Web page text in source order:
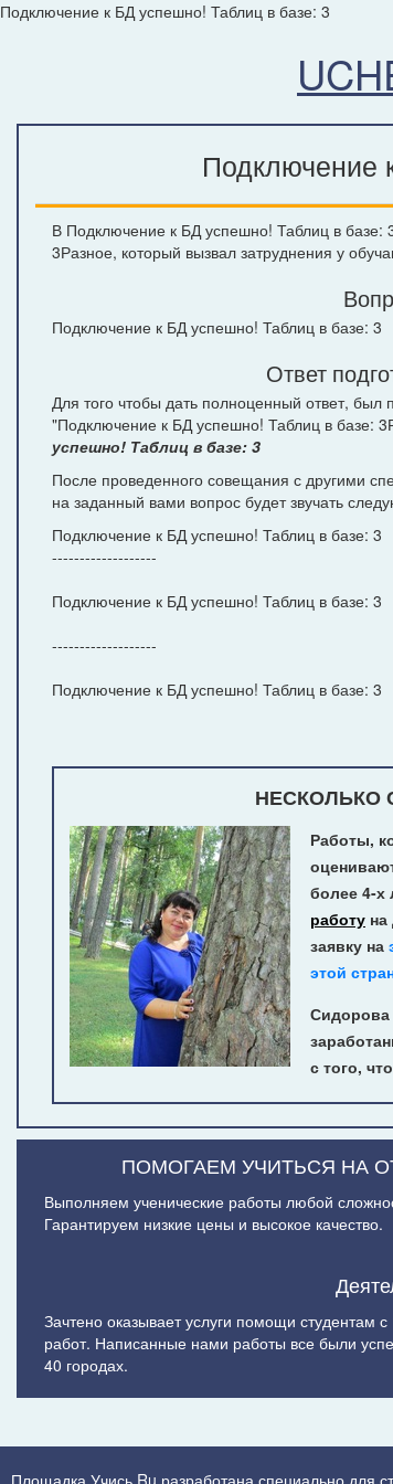
Подключение к БД успешно! Таблиц в базе: 3
Подключение
В Подключение к БД успешно! Таблиц в базе:
3Разное, который вызвал затруднения у
Подключение к БД успешно! Таблиц в базе: 3
Ответ
Для того чтобы дать полноценный ответ,
"Подключение к БД успешно! Таблиц в базе:
успешно! Таблиц в базе: 3
После проведенного совещания с другими
на заданный вами вопрос будет звучать
Подключение к БД успешно! Таблиц в базе: 3
-------------------
Подключение к БД успешно! Таблиц в базе: 3
-------------------
Подключение к БД успешно! Таблиц в базе: 3
НЕСКОЛЬКО
Работы,
более 4-х
работу
заявку на
этой
Сидорова
с того,
ПОМОГАЕМ УЧИТЬСЯ НА
Выполняем ученические работы любой
Гарантируем низкие цены и высокое качество.
Зачтено оказывает услуги помощи студентам
работ. Написанные нами работы все были
40 городах.
Площадка Учись.Ru разработана специально для